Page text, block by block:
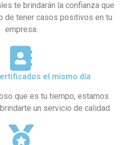
te brindarán la confianza que
de tener casos positivos en tu
empresa.
el mismo día
que es tu tiempo, estamos
un servicio de calidad.